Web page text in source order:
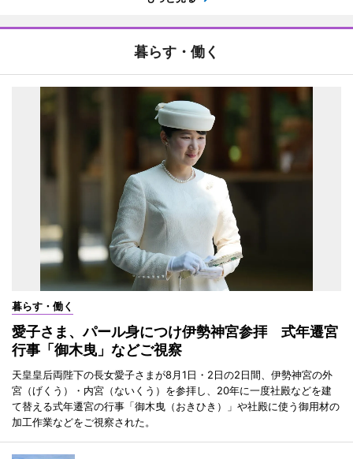
暮らす・働く
暮らす・働く
愛子さま、パール身につけ伊勢神宮参拝 式年遷宮
行事「御木曳」などご視察
天皇皇后両陛下の長女愛子さまが8月1日・2日の2日間、伊勢神宮の外
宮（げくう）・内宮（ないくう）を参拝し、20年に一度社殿などを建
て替える式年遷宮の行事「御木曳（おきひき）」や社殿に使う御用材の
加工作業などをご視察された。